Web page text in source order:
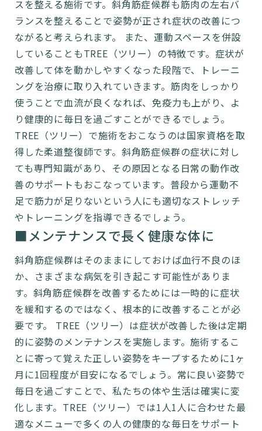
スを整える施術です。斜角筋症候群も筋肉の左右バ
ランスを整えることで姿勢が正され症状の改善につ
ながると考えられます。 また、運動スペースを併設
していることもTREE（ツリー）の特徴です。症状が
改善して体を動かしやすくなった段階で、トレーニ
ングを治療に取り入れていきます。筋肉をしっかり
使うことで血流が良くなれば、免疫力も上がり、よ
り健康的に毎日を過ごすことができるでしょう。
TREE（ツリー）で施術をおこなうのは国家資格を取
得した柔道整復師です。斜角筋症候群の症状に対し
ても専門知識があり、その原因となる日常の動作改
善のサポートもおこなっています。普段から運動不
足で筋力が足りないという人にも適切なストレッチ
やトレーニングを指導できるでしょう。
■メンテナンスで長く健康な体に
斜角筋症候群はそのままにしておけば血行不良のほ
か、さまざまな病気を引き起こす可能性がありま
す。斜角筋症候群を改善するためには一時的に症状
を緩和するのではなく、根本的に改善することが必
要です。 TREE（ツリー）は症状が改善した後は定期
的に姿勢のメンテナンスを実施します。施術するこ
とに寄って覚えた正しい姿勢をキープするために1ヶ
月に1回程度が目安になるでしょう。常に良い姿勢で
毎日を過ごすことで、私たちの体や生活は確実に変
化します。TREE（ツリー）では1人1人に合わせた最
適なメニューで多くの人の健康的な毎日をサポート